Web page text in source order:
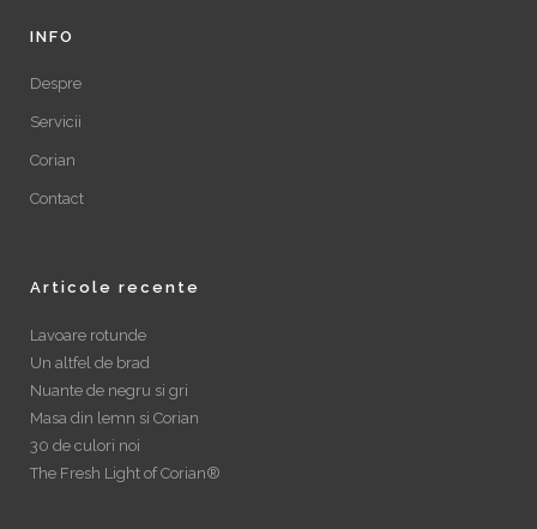
INFO
Despre
Servicii
Corian
Contact
Articole recente
Lavoare rotunde
Un altfel de brad
Nuante de negru si gri
Masa din lemn si Corian
30 de culori noi
The Fresh Light of Corian®